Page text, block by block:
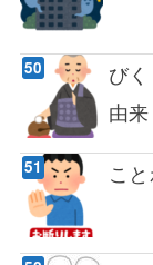
び
由来
こ